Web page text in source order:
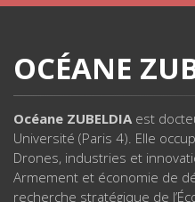
OCÉANE
Océane ZUBELDIA est
Université (Paris 4). Elle
Drones, industries et
Armement et économie de
recherche stratégique de